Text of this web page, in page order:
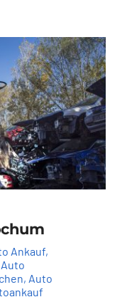
Ankauf,
Auto
, Auto